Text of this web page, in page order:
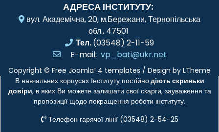
АДРЕСА ІНСТИТУТУ:
вул. Академічна, 20, м.Бережани, Тернопільська
обл., 47501
Тел.(03548) 2-11-59
E-mail: vp_bati@ukr.net
Copyright © Free Joomla! 4 templates / Design by LTheme
В навчальних корпусах Інституту постійнодіють скриньки
довіри, в яких Ви можете залишати свої скарги, зауваження та
пропозиції щодо покращення роботи інституту.
Телефон гарячої лінії (03548) 2-54-25